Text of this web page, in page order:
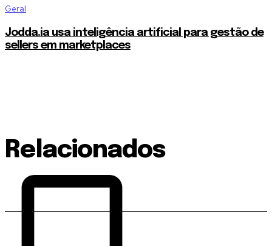
Geral
Jodda.ia usa inteligência artificial para gestão de
sellers em marketplaces
Relacionados